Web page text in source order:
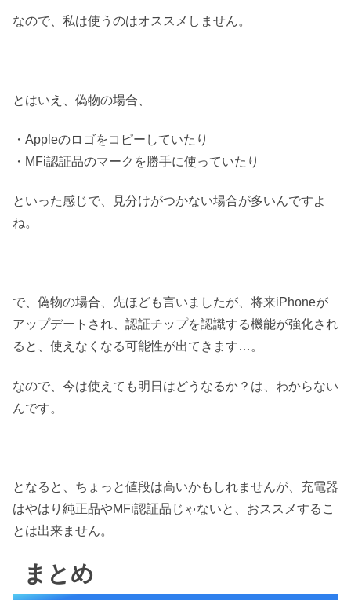
なので、私は使うのはオススメしません。
とはいえ、偽物の場合、
・Appleのロゴをコピーしていたり
・MFi認証品のマークを勝手に使っていたり
といった感じで、見分けがつかない場合が多いんですよ
ね。
で、偽物の場合、先ほども言いましたが、将来iPhoneが
アップデートされ、認証チップを認識する機能が強化され
ると、使えなくなる可能性が出てきます…。
なので、今は使えても明日はどうなるか？は、わからない
んです。
となると、ちょっと値段は高いかもしれませんが、充電器
はやはり純正品やMFi認証品じゃないと、おススメするこ
とは出来ません。
まとめ